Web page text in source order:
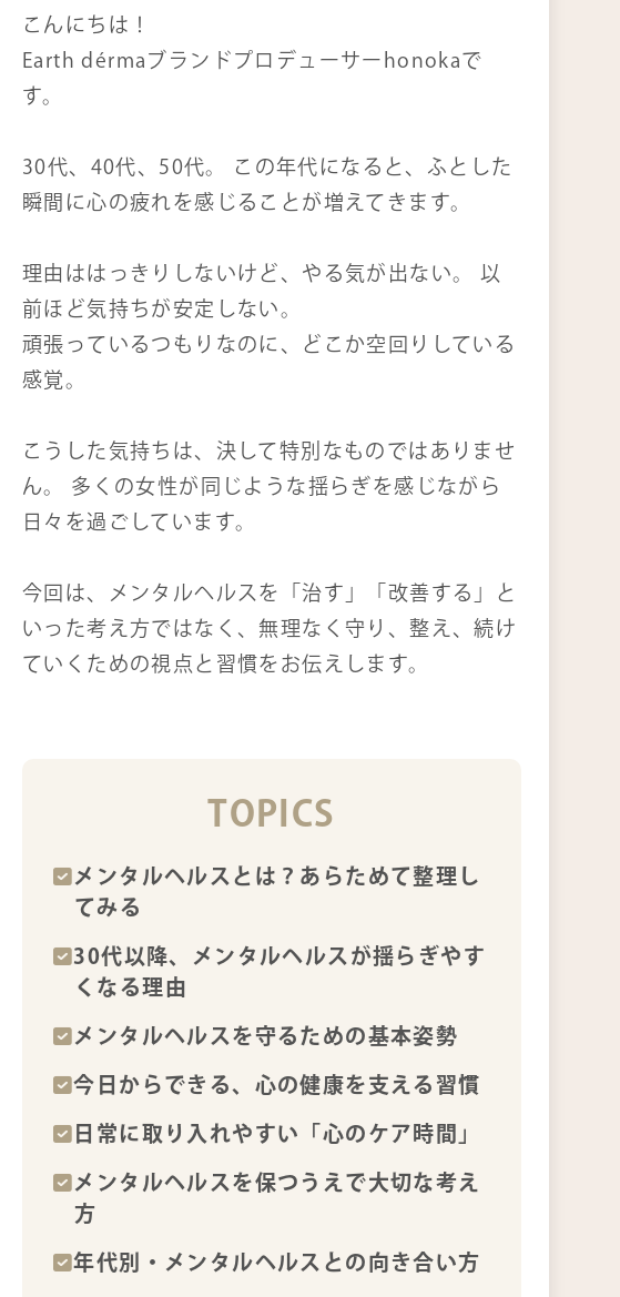
こんにちは！
Earth dérmaブランドプロデューサーhonokaで
す。
30代、40代、50代。 この年代になると、ふとした
瞬間に心の疲れを感じることが増えてきます。
理由ははっきりしないけど、やる気が出ない。 以
前ほど気持ちが安定しない。
頑張っているつもりなのに、どこか空回りしている
感覚。
こうした気持ちは、決して特別なものではありませ
ん。 多くの女性が同じような揺らぎを感じながら
日々を過ごしています。
今回は、メンタルヘルスを「治す」「改善する」と
いった考え方ではなく、無理なく守り、整え、続け
ていくための視点と習慣をお伝えします。
TOPICS
メンタルヘルスとは？あらためて整理し
てみる
30代以降、メンタルヘルスが揺らぎやす
くなる理由
メンタルヘルスを守るための基本姿勢
今日からできる、心の健康を支える習慣
日常に取り入れやすい「心のケア時間」
メンタルヘルスを保つうえで大切な考え
方
年代別・メンタルヘルスとの向き合い方